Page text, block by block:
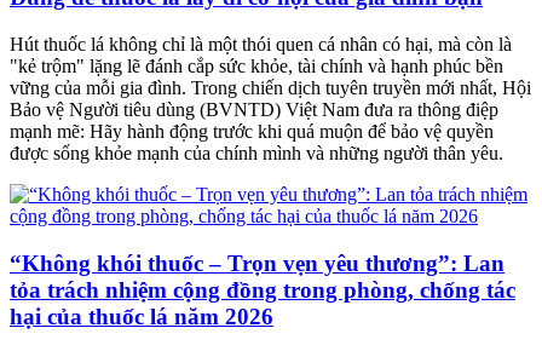
Hút thuốc lá không chỉ là một thói quen cá nhân có hại, mà còn là
"kẻ trộm" lặng lẽ đánh cắp sức khỏe, tài chính và hạnh phúc bền
vững của mỗi gia đình. Trong chiến dịch tuyên truyền mới nhất, Hội
Bảo vệ Người tiêu dùng (BVNTD) Việt Nam đưa ra thông điệp
mạnh mẽ: Hãy hành động trước khi quá muộn để bảo vệ quyền
được sống khỏe mạnh của chính mình và những người thân yêu.
“Không khói thuốc – Trọn vẹn yêu thương”: Lan
tỏa trách nhiệm cộng đồng trong phòng, chống tác
hại của thuốc lá năm 2026